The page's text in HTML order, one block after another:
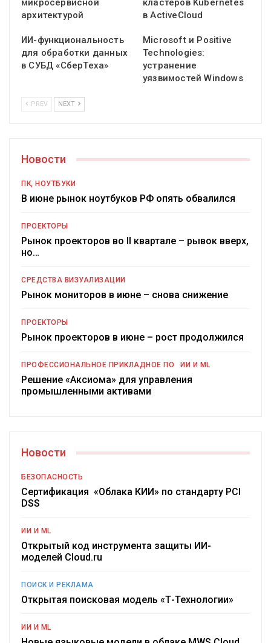
микросервисной
архитектурой
кластеров Kubernetes
в ActiveCloud
ИИ-функциональность
для обработки данных
в СУБД «СберТеха»
Microsoft и Positive
Technologies:
устранение
уязвимостей Windows
PREV NEXT
Новости
ПК, НОУТБУКИ
В июне рынок ноутбуков РФ опять обвалился
ПРОЕКТОРЫ
Рынок проекторов во II квартале – рывок вверх,
но…
СРЕДСТВА ВИЗУАЛИЗАЦИИ
Рынок мониторов в июне – снова снижение
ПРОЕКТОРЫ
Рынок проекторов в июне – рост продолжился
ПРОФЕССИОНАЛЬНОЕ ПРИКЛАДНОЕ ПО ИИ И ML
Решение «Аксиома» для управления
промышленными активами
Новости
БЕЗОПАСНОСТЬ
Сертификация «Облака КИИ» по стандарту PCI
DSS
ИИ И ML
Открытый код инструмента защиты ИИ-
моделей Cloud.ru
ПОИСК И РЕКЛАМА
Открытая поисковая модель «Т-Технологии»
ИИ И ML